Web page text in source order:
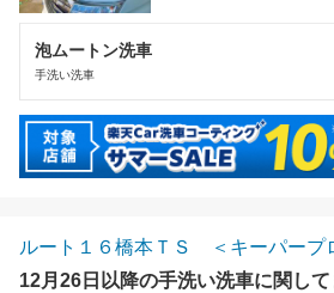
泡ムートン洗車
手洗い洗車
ルート１６橋本ＴＳ ＜キーパープ
12月26日以降の手洗い洗車に関し